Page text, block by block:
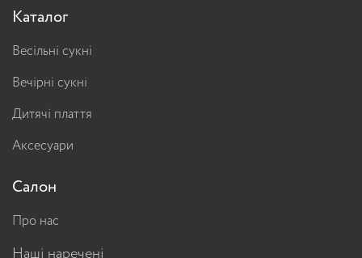
Каталог
Весільні сукні
Вечірні сукні
Дитячі плаття
Аксесуари
Салон
Про нас
Наші наречені